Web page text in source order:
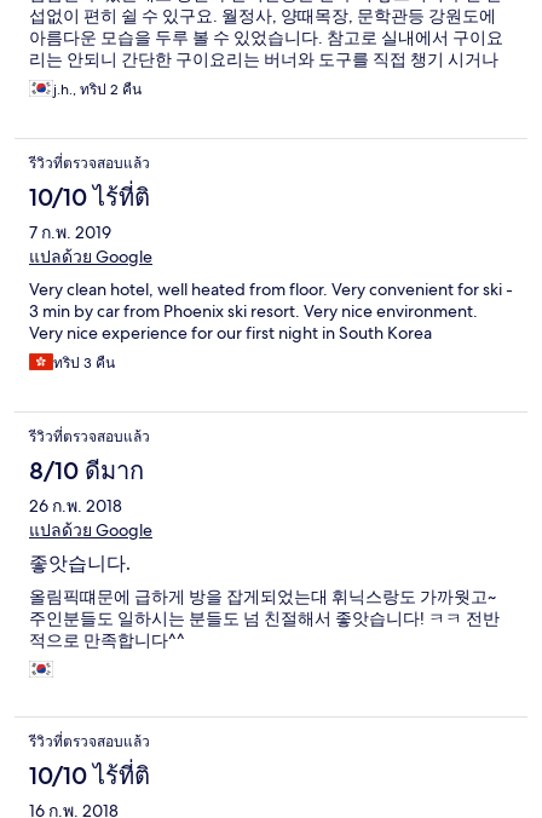
섭없이 편히 쉴 수 있구요. 월정사, 양때목장, 문학관등 강원도에
아름다운 모습을 두루 볼 수 있었습니다. 참고로 실내에서 구이요
리는 안되니 간단한 구이요리는 버너와 도구를 직접 챙기 시거나
주인댁에 바베큐숯불을 신청하셔야 해요.
j.h., ทริป 2 คืน
รีวิวที่ตรวจสอบแล้ว
10/10 ไร้ที่ติ
7 ก.พ. 2019
แปลด้วย Google
Very clean hotel, well heated from floor. Very convenient for ski -
3 min by car from Phoenix ski resort. Very nice environment.
Very nice experience for our first night in South Korea
ทริป 3 คืน
รีวิวที่ตรวจสอบแล้ว
8/10 ดีมาก
26 ก.พ. 2018
แปลด้วย Google
좋앗습니다.
올림픽떄문에 급하게 방을 잡게되었는대 휘닉스랑도 가까웟고~
주인분들도 일하시는 분들도 넘 친절해서 좋앗습니다! ㅋㅋ 전반
적으로 만족합니다^^
รีวิวที่ตรวจสอบแล้ว
10/10 ไร้ที่ติ
16 ก.พ. 2018